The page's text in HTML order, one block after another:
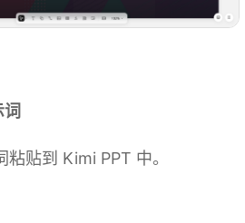
贴到 Kimi PPT 中。